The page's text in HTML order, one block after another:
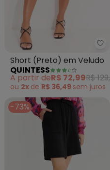
- Shorts Feminino
Short (Preto) em Veludo
QUINTESS
A partir deR$ 72,99R$
ou 2x de R$ 36,49 sem juros
-73%